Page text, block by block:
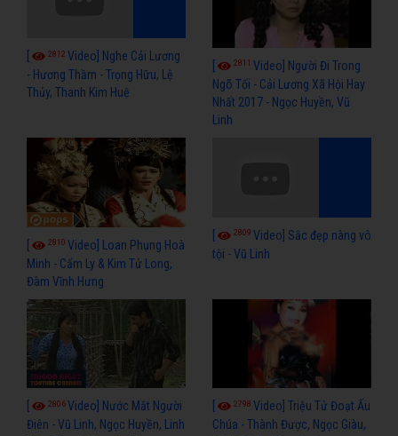
2812 Video] Nghe Cải Lương
- Hương Thầm - Trọng Hữu, Lệ
Thủy, Thanh Kim Huệ
2811 Video] Người Đi Trong
Ngõ Tối - Cải Lương Xã Hội Hay
Nhất 2017 - Ngọc Huyền, Vũ
Linh
2810 Video] Loan Phụng Hoà
Minh - Cẩm Ly & Kim Tử Long,
Đàm Vĩnh Hưng
2809 Video] Sắc đẹp nàng vô
tội - Vũ Linh
2806Video] Nước Mắt Người
Điên - Vũ Linh, Ngọc Huyền, Linh
2798 Video] Triệu Tử Đoạt Ấu
Chúa - Thành Được, Ngọc Giàu,